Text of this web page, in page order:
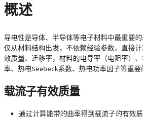
概述
导电性是导体、半导体等电子材料中最重要
仅从材料结构出发，不依赖经验参数，直接
效质量、迁移率，材料的电导率（电阻率）
率、热电Seebeck系数、热电功率因子等重要
载流子有效质量
通过计算能带的曲率得到载流子的有效